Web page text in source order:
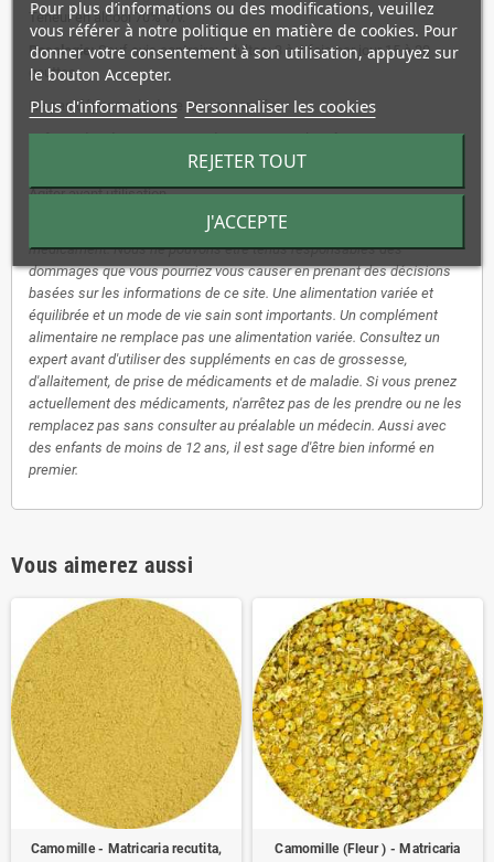
Teneur en alcool 70% v/v.
Posologie:Sauf avis contraire: adultes: 3 à 4 fois par jour 15 à 20
gouttes.
Ne pas dépasser la dose recommandée.
Enfants de 2 à 15 ans autant de gouttes que leur âge.
Un léger trouble/sédimentation n'a aucune influence sur la qualité.
Agiter avant utilisation.
*Avis de non-responsabilité: Nos tinctures de plantes ne sont pas un
médicament. Nous ne pouvons être tenus responsables des
dommages que vous pourriez vous causer en prenant des décisions
basées sur les informations de ce site. Une alimentation variée et
équilibrée et un mode de vie sain sont importants. Un complément
alimentaire ne remplace pas une alimentation variée. Consultez un
expert avant d'utiliser des suppléments en cas de grossesse,
d'allaitement, de prise de médicaments et de maladie. Si vous prenez
actuellement des médicaments, n'arrêtez pas de les prendre ou ne les
remplacez pas sans consulter au préalable un médecin. Aussi avec
des enfants de moins de 12 ans, il est sage d'être bien informé en
premier.
Vous aimerez aussi
Camomille - Matricaria recutita,
Camomille (Fleur ) - Matricaria
Pour plus d’informations ou des modifications, veuillez
vous référer à notre politique en matière de cookies. Pour
donner votre consentement à son utilisation, appuyez sur
le bouton Accepter.
Plus d'informations Personnaliser les cookies
REJETER TOUT
J'ACCEPTE